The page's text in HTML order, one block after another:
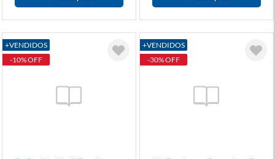
+VENDIDOS
-10% OFF
+VENDIDOS
-30% OFF